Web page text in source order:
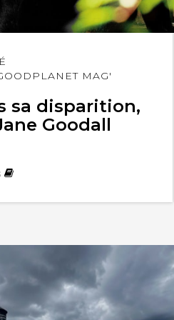
MAG'
sa disparition,
Goodall